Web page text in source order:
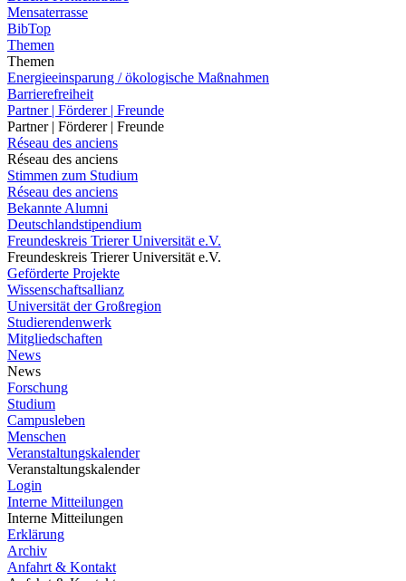
Mensaterrasse
BibTop
Themen
Themen
Energieeinsparung / ökologische Maßnahmen
Barrierefreiheit
Partner | Förderer | Freunde
Partner | Förderer | Freunde
Réseau des anciens
Réseau des anciens
Stimmen zum Studium
Réseau des anciens
Bekannte Alumni
Deutschlandstipendium
Freundeskreis Trierer Universität e.V.
Freundeskreis Trierer Universität e.V.
Geförderte Projekte
Wissenschaftsallianz
Universität der Großregion
Studierendenwerk
Mitgliedschaften
News
News
Forschung
Studium
Campusleben
Menschen
Veranstaltungskalender
Veranstaltungskalender
Login
Interne Mitteilungen
Interne Mitteilungen
Erklärung
Archiv
Anfahrt & Kontakt